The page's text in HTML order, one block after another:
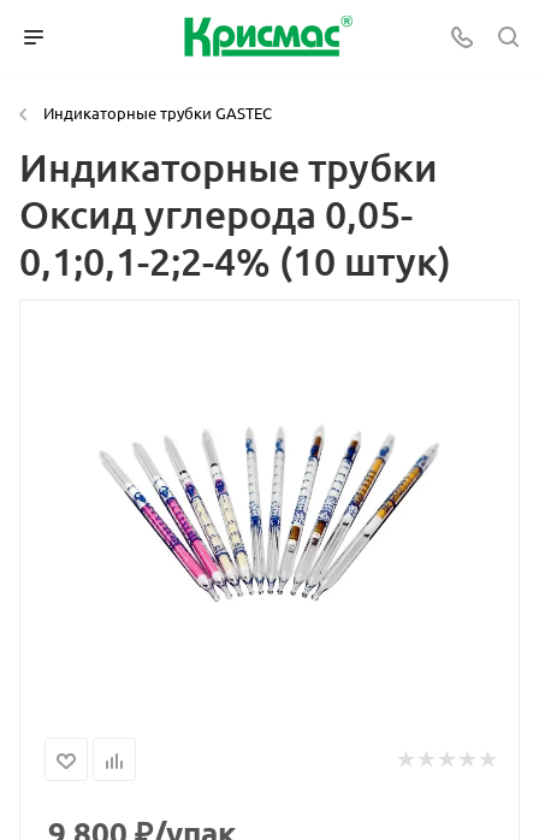
Индикаторные трубки GASTEC
Индикаторные трубки
Оксид углерода 0,05-
0,1;0,1-2;2-4% (10 штук)